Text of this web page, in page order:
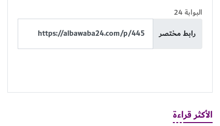
البوابة 24
رابط مختصر
الأكثر قراءة